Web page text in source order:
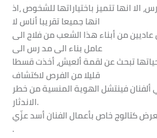
الا انها تتميز باختياراتها للشخوص ،اذ
انها جميعا تقريبا أناس لا
عاديين من أبناء هذا الشعب من فلاح الى
عامل بناء الى مد رس الى
تبحث عن لقمة ألعيش، أخذت قسطا
قليلا من الفرص لاكتشاف
ألفنان فينتشل الهوية المنسية من خطر
الاندثار.
.